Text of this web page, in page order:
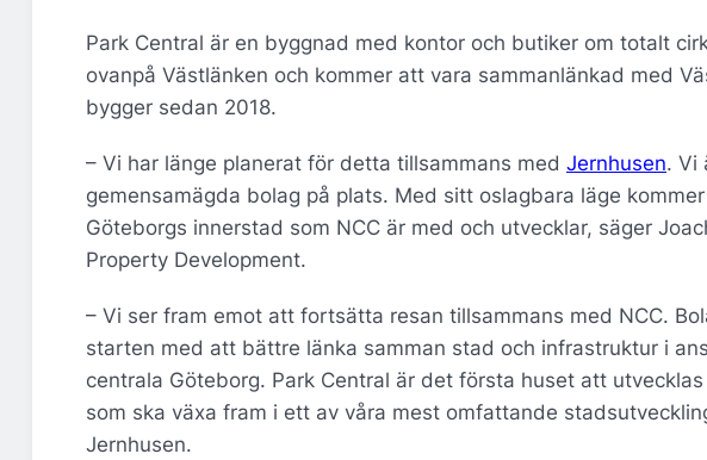
Park Central är en byggnad med kontor och butiker om totalt
ovanpå Västlänken och kommer att vara sammanlänkad med
bygger sedan 2018.
– Vi har länge planerat för detta tillsammans med Jernhusen. Vi
gemensamägda bolag på plats. Med sitt oslagbara läge
Göteborgs innerstad som NCC är med och utvecklar, säger
Property Development.
– Vi ser fram emot att fortsätta resan tillsammans med NCC.
starten med att bättre länka samman stad och infrastruktur i
centrala Göteborg. Park Central är det första huset att
som ska växa fram i ett av våra mest omfattande
Jernhusen.